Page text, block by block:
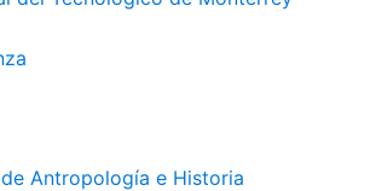
Antropología e Historia